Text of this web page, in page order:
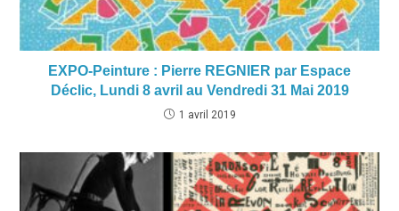
EXPO-Peinture : Pierre REGNIER par Espace
Déclic, Lundi 8 avril au Vendredi 31 Mai 2019
1 avril 2019